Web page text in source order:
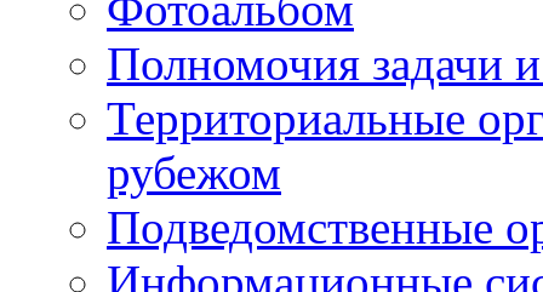
Полномочия задачи
Территориальные
рубежом
Подведомственные
Информационные